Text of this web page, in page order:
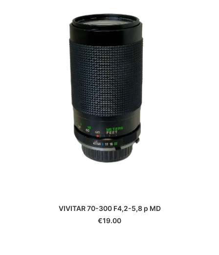
VIVITAR 70-300 F4,2-5,8 p MD
€19.00